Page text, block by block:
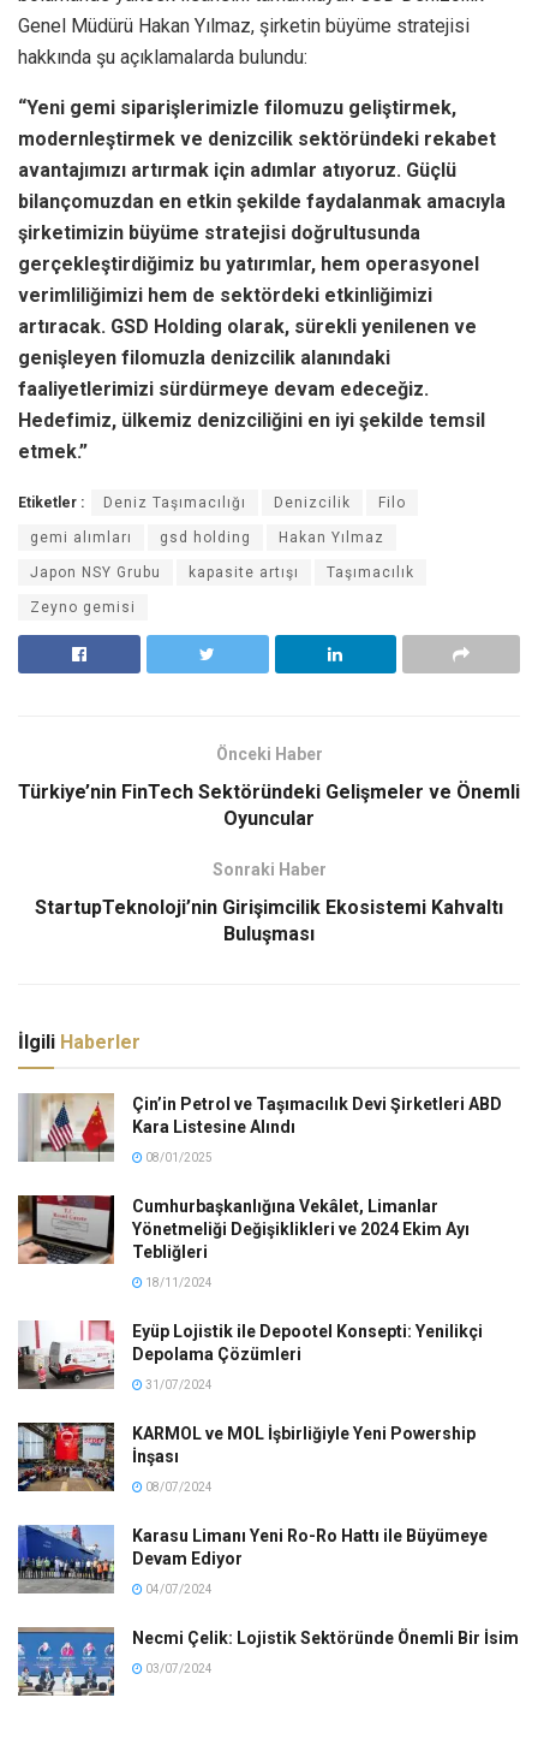
Genel Müdürü Hakan Yılmaz, şirketin büyüme stratejisi
hakkında şu açıklamalarda bulundu:
“Yeni gemi siparişlerimizle filomuzu geliştirmek,
modernleştirmek ve denizcilik sektöründeki rekabet
avantajımızı artırmak için adımlar atıyoruz. Güçlü
bilançomuzdan en etkin şekilde faydalanmak amacıyla
şirketimizin büyüme stratejisi doğrultusunda
gerçekleştirdiğimiz bu yatırımlar, hem operasyonel
verimliliğimizi hem de sektördeki etkinliğimizi
artıracak. GSD Holding olarak, sürekli yenilenen ve
genişleyen filomuzla denizcilik alanındaki
faaliyetlerimizi sürdürmeye devam edeceğiz.
Hedefimiz, ülkemiz denizciliğini en iyi şekilde temsil
etmek.”
Etiketler : Deniz Taşımacılığı Denizcilik Filo
gemi alımları gsd holding Hakan Yılmaz
Japon NSY Grubu kapasite artışı Taşımacılık
Zeyno gemisi
Önceki Haber
Türkiye’nin FinTech Sektöründeki Gelişmeler ve Önemli
Oyuncular
Sonraki Haber
StartupTeknoloji’nin Girişimcilik Ekosistemi Kahvaltı
Buluşması
İlgili Haberler
Çin’in Petrol ve Taşımacılık Devi Şirketleri ABD
Kara Listesine Alındı
08/01/2025
Cumhurbaşkanlığına Vekâlet, Limanlar
Yönetmeliği Değişiklikleri ve 2024 Ekim Ayı
Tebliğleri
18/11/2024
Eyüp Lojistik ile Depootel Konsepti: Yenilikçi
Depolama Çözümleri
31/07/2024
KARMOL ve MOL İşbirliğiyle Yeni Powership
İnşası
08/07/2024
Karasu Limanı Yeni Ro-Ro Hattı ile Büyümeye
Devam Ediyor
04/07/2024
Necmi Çelik: Lojistik Sektöründe Önemli Bir İsim
03/07/2024